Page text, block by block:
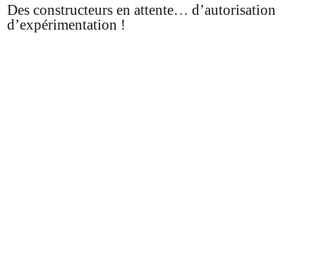
Des constructeurs en attente… d’autorisation
d’expérimentation !